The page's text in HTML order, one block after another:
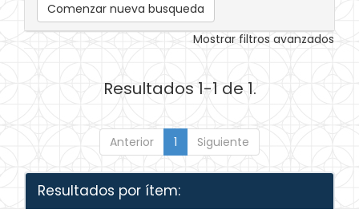
Comenzar nueva busqueda
Mostrar filtros avanzados
Resultados 1-1 de 1.
Anterior 1 Siguiente
Resultados por ítem: